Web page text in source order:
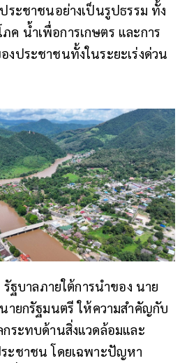
ระชาชนอย่างเป็นรูปธรรม ทั้ง
ค น้ำเพื่อการเกษตร และการ
ประชาชนทั้งในระยะเร่งด่วน
ฐบาลภายใต้การนำของ นาย
ยกรัฐมนตรี ให้ความสำคัญกับ
ระทบด้านสิ่งแวดล้อมและ
ะชาชน โดยเฉพาะปัญหา